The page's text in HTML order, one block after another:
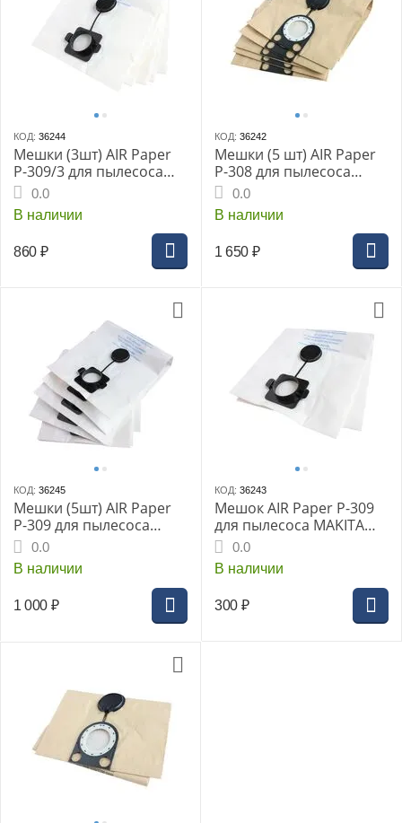
КОД: 36244
Мешки (3шт) AIR Paper
P-309/3 для пылесоса
MAKITA 440
0.0
В наличии
860 ₽
КОД: 36242
Мешки (5 шт) AIR Paper
P-308 для пылесоса
BOSCH GAS 25
0.0
В наличии
1 650 ₽
КОД: 36245
Мешки (5шт) AIR Paper
P-309 для пылесоса
MAKITA 440
0.0
В наличии
1 000 ₽
КОД: 36243
Мешок AIR Paper P-309
для пылесоса MAKITA
4400.0
В наличии
300 ₽